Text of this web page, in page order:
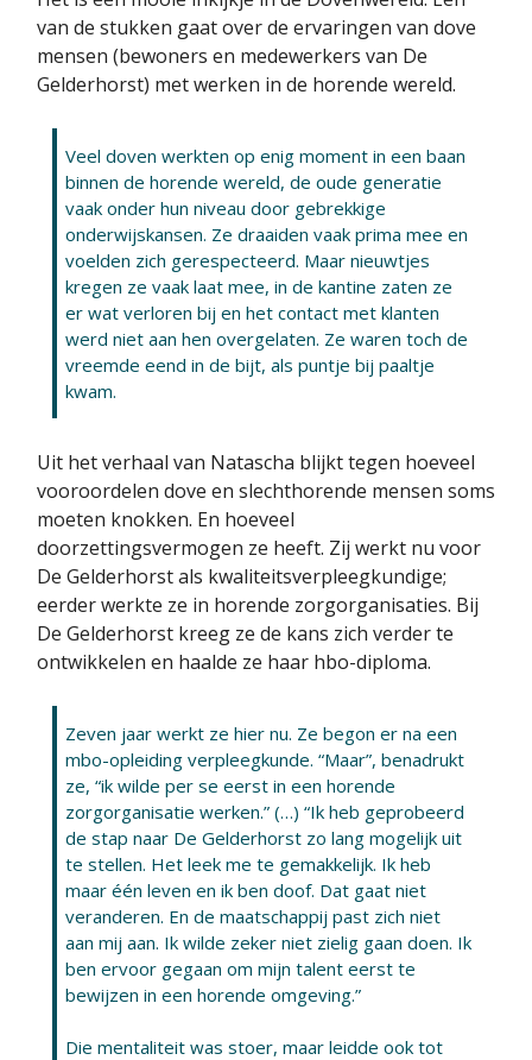
van de stukken gaat over de ervaringen van dove
mensen (bewoners en medewerkers van De
Gelderhorst) met werken in de horende wereld.
Veel doven werkten op enig moment in een baan
binnen de horende wereld, de oude generatie
vaak onder hun niveau door gebrekkige
onderwijskansen. Ze draaiden vaak prima mee en
voelden zich gerespecteerd. Maar nieuwtjes
kregen ze vaak laat mee, in de kantine zaten ze
er wat verloren bij en het contact met klanten
werd niet aan hen overgelaten. Ze waren toch de
vreemde eend in de bijt, als puntje bij paaltje
kwam.
Uit het verhaal van Natascha blijkt tegen hoeveel
vooroordelen dove en slechthorende mensen soms
moeten knokken. En hoeveel
doorzettingsvermogen ze heeft. Zij werkt nu voor
De Gelderhorst als kwaliteitsverpleegkundige;
eerder werkte ze in horende zorgorganisaties. Bij
De Gelderhorst kreeg ze de kans zich verder te
ontwikkelen en haalde ze haar hbo-diploma.
Zeven jaar werkt ze hier nu. Ze begon er na een
mbo-opleiding verpleegkunde. “Maar”, benadrukt
ze, “ik wilde per se eerst in een horende
zorgorganisatie werken.” (…) “Ik heb geprobeerd
de stap naar De Gelderhorst zo lang mogelijk uit
te stellen. Het leek me te gemakkelijk. Ik heb
maar één leven en ik ben doof. Dat gaat niet
veranderen. En de maatschappij past zich niet
aan mij aan. Ik wilde zeker niet zielig gaan doen. Ik
ben ervoor gegaan om mijn talent eerst te
bewijzen in een horende omgeving.”
Die mentaliteit was stoer, maar leidde ook tot